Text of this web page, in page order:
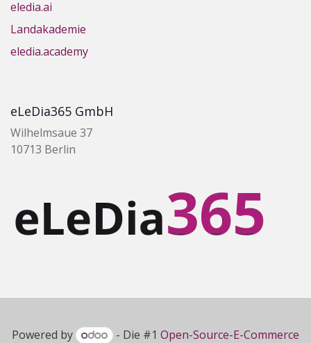
eledia.ai
Landakademie
eledia.academy
eLeDia365 GmbH
Wilhelmsaue 37
10713 Berlin
Powered by - Die #1Open-Source-E-Commerce